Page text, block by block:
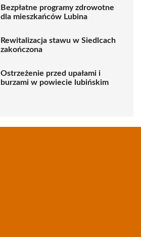
Bezpłatne programy zdrowotne
dla mieszkańców Lubina
Rewitalizacja stawu w Siedlcach
zakończona
Ostrzeżenie przed upałami i
burzami w powiecie lubińskim